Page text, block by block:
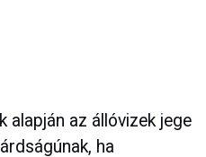
alapján az állóvizek jege
ha